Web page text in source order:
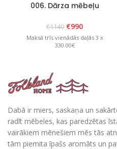
006. Dārza mēbeļu
Brūns
€1140 €990
Maksā trīs vienādās daļās 3 x
330.00€
Dabā ir miers, saskaņa un
radīt mēbeles, kas paredzētas
vairākiem mēnešiem mēs tās
tām piemita īpašs aromāts un